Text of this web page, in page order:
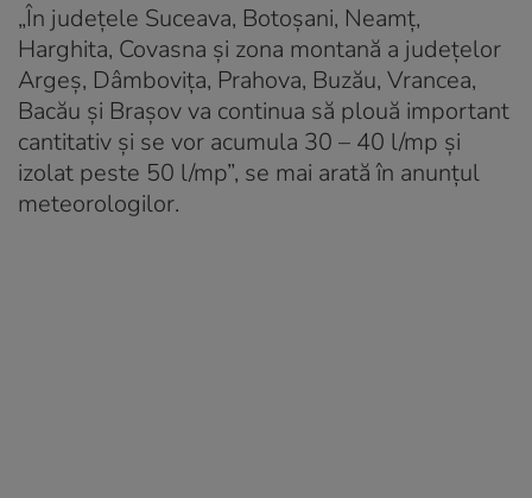
„În județele Suceava, Botoșani, Neamț,
Harghita, Covasna și zona montană a județelor
Argeș, Dâmbovița, Prahova, Buzău, Vrancea,
Bacău și Brașov va continua să plouă important
cantitativ și se vor acumula 30 – 40 l/mp și
izolat peste 50 l/mp”, se mai arată în anunțul
meteorologilor.